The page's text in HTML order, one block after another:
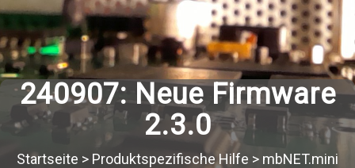
240907: Neue Firmware
2.3.0
Startseite > Produktspezifische Hilfe > mbNET.mini